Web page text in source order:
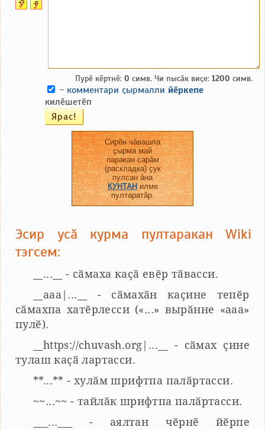
Пурӗ кӗртнӗ: 0 симв. Чи пысӑк виҫе: 1200 симв.
- комментари ҫырмалли йӗркепе
килӗшетӗп
Сирӗн чӑвашла
ҫырма май
паракан сарӑм
(раскладка) ҫук
пулсан ӑна
КУНТАНилме
пултаратӑр.
Эсир усӑ курма пултаракан Wiki
тэгсем:
__...__ - сӑмаха каҫӑ евӗр тӑвасси.
__aaa|...__ - сӑмахӑн каҫине тепӗр
сӑмахпа хатӗрлесси («...» вырӑнне «ааа»
пулӗ).
__https://chuvash.org|...__ - сӑмах ҫине
тулаш каҫӑ лартасси.
**...** - хулӑм шрифтпа палӑртасси.
~~...~~ - тайлӑк шрифтпа палӑртасси.
___...___ - аялтан чӗрнӗ йӗрпе